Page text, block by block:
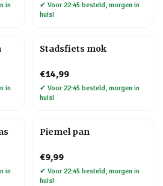
in
✔ Voor 22:45 besteld, morgen in
huis!
in
Stadsfiets mok
€14,99
✔ Voor 22:45 besteld, morgen in
huis!
in
Piemel pan
€9,99
✔ Voor 22:45 besteld, morgen in
huis!